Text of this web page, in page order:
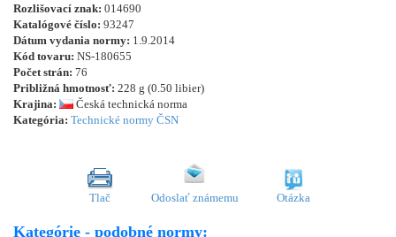
Rozlišovací znak: 014690
Katalógové číslo: 93247
Dátum vydania normy: 1.9.2014
Kód tovaru: NS-180655
Počet strán: 76
Približná hmotnosť: 228 g (0.50 libier)
Krajina:
Česká technická norma
Kategória: Technické normy ČSN
Tlač Odoslať známemu Otázka
Kategórie - podobné normy: